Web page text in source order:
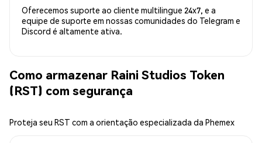
Oferecemos suporte ao cliente multilingue 24x7, e a
equipe de suporte em nossas comunidades do Telegram e
Discord é altamente ativa.
Como armazenar Raini Studios Token
(RST) com segurança
Proteja seu RST com a orientação especializada da Phemex